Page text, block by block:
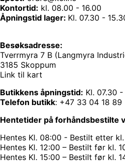
Kontortid: kl. 08.00 - 16.00
Åpningstid lager: Kl. 07.30 -
Besøksadresse:
Tverrmyra 7 B (Langmyra
3185 Skoppum
Link til kart
Butikkens åpningstid: Kl. 07.30 -
Telefon butikk: +47 33 04 18 89
Hentetider på forhåndsbestilte
Hentes Kl. 08:00 - Bestilt etter
Hentes Kl. 12:00 – Bestilt før kl.
Hentes Kl. 15:00 – Bestilt før kl.